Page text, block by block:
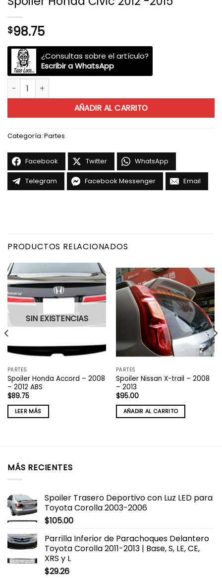
$98.75
¿Consultas sobre el artículo?
Escribir a WhatsApp
Spoiler Honda Civic 2012 -2015 cantidad
AÑADIR AL CARRITO
Categoría: Partes
Facebook Twitter WhatsApp
Telegram Facebook Messenger Email
PRODUCTOS RELACIONADOS
SIN EXISTENCIAS
PARTES
Spoiler Honda Accord – 2008
– 2012 ABS
$89.75
LEER MÁS
PARTES
Spoiler Nissan X-trail – 2008
– 2013
$95.00
AÑADIR AL CARRITO
MÁS RECIENTES
Spoiler Trasero Deportivo con Luz LED para
Toyota Corolla 2003-2006
$105.00
Parrilla Inferior de Parachoques Delantero
Toyota Corolla 2011-2013 | Base, S, LE, CE,
XRS y L
$29.26